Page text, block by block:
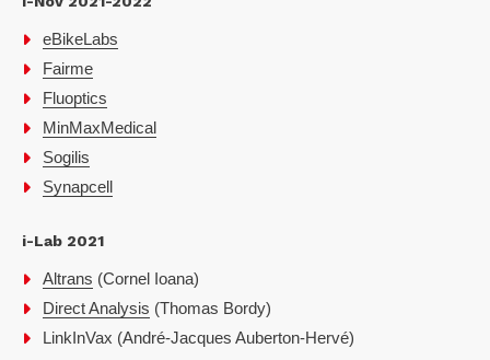
eBikeLabs
Fairme
Fluoptics
MinMaxMedical
Sogilis
Synapcell
i-Lab 2021
Altrans (Cornel Ioana)
Direct Analysis (Thomas Bordy)
LinkInVax (André-Jacques Auberton-Hervé)